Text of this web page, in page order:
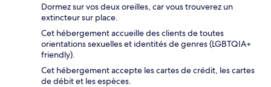
Dormez sur vos deux oreilles, car vous trouverez un
extincteur sur place.
Cet hébergement accueille des clients de toutes
orientations sexuelles et identités de genres (LGBTQIA+
friendly).
Cet hébergement accepte les cartes de crédit, les cartes
de débit et les espèces.